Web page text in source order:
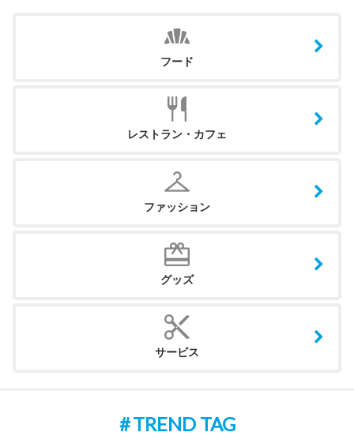
フード
レストラン・カフェ
ファッション
グッズ
サービス
TREND TAG